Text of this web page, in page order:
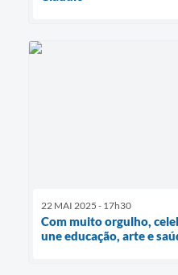
22 MAI 2025 - 17h30
Com muito orgulho,
une educação, arte e